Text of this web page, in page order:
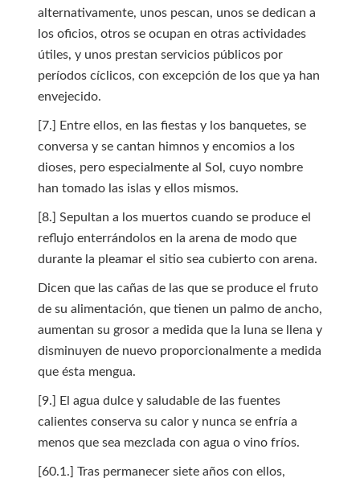
alternativamente, unos pescan, unos se dedican a
los oficios, otros se ocupan en otras actividades
útiles, y unos prestan servicios públicos por
períodos cíclicos, con excepción de los que ya han
envejecido.
[7.] Entre ellos, en las fiestas y los banquetes, se
conversa y se cantan himnos y encomios a los
dioses, pero especialmente al Sol, cuyo nombre
han tomado las islas y ellos mismos.
[8.] Sepultan a los muertos cuando se produce el
reflujo enterrándolos en la arena de modo que
durante la pleamar el sitio sea cubierto con arena.
Dicen que las cañas de las que se produce el fruto
de su alimentación, que tienen un palmo de ancho,
aumentan su grosor a medida que la luna se llena y
disminuyen de nuevo proporcionalmente a medida
que ésta mengua.
[9.] El agua dulce y saludable de las fuentes
calientes conserva su calor y nunca se enfría a
menos que sea mezclada con agua o vino fríos.
[60.1.] Tras permanecer siete años con ellos,